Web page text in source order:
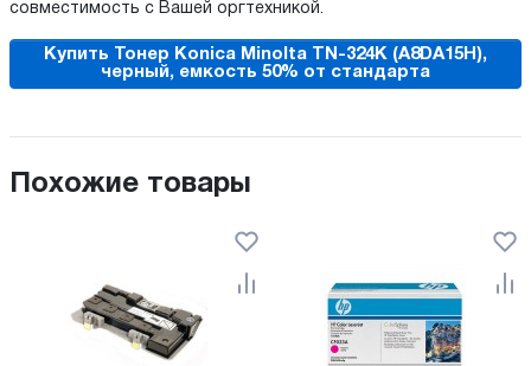
совместимость с Вашей оргтехникой.
Купить Тонер Konica Minolta TN-324K (A8DA15H),
черный, емкость 50% от стандарта
Похожие товары